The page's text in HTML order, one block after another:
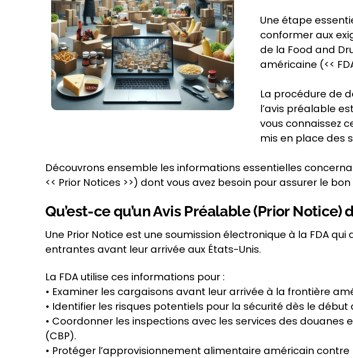
Une étape
conformer aux
de la Food and
américaine (<<
La procédure de
l’avis préalable
vous connaissez
mis en place des
Découvrons ensemble les informations essentielles
<< Prior Notices >>) dont vous avez besoin pour assurer le
Qu’est-ce qu’un Avis Préalable (Prior Notice)
Une Prior Notice est une soumission électronique à la FDA
entrantes avant leur arrivée aux États-Unis.
La FDA utilise ces informations pour :
• Examiner les cargaisons avant leur arrivée à la frontière
• Identifier les risques potentiels pour la sécurité dès le début
• Coordonner les inspections avec les services des douanes
(CBP).
• Protéger l’approvisionnement alimentaire américain